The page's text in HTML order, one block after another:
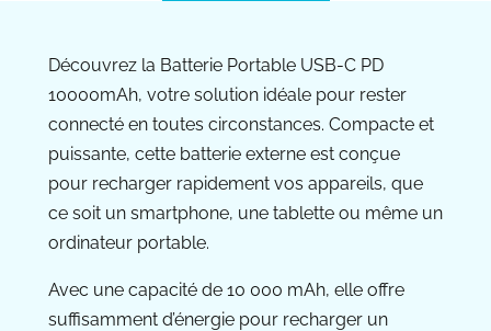
Découvrez la Batterie Portable USB-C PD
10000mAh, votre solution idéale pour rester
connecté en toutes circonstances. Compacte et
puissante, cette batterie externe est conçue
pour recharger rapidement vos appareils, que
ce soit un smartphone, une tablette ou même un
ordinateur portable.
Avec une capacité de 10 000 mAh, elle offre
suffisamment d’énergie pour recharger un